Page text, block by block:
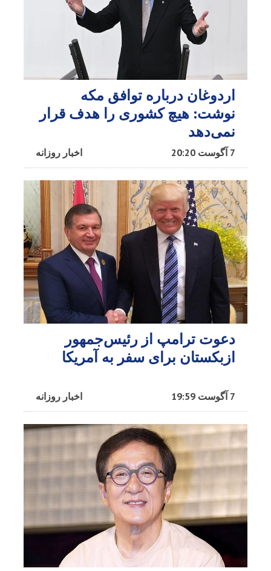
اردوغان درباره توافق مکه
نوشت: هیچ کشوری را هدف قرار
نمی‌دهد
اخبار روزانه 7 آگوست 20:20
دعوت ترامپ از رئیس‌جمهور
ازبکستان برای سفر به آمریکا
اخبار روزانه 7 آگوست 19:59